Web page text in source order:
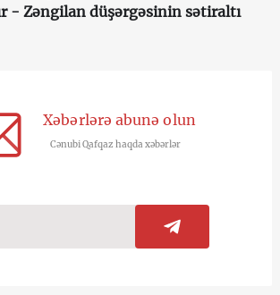
- Zəngilan düşərgəsinin sətiraltı
Xəbərlərə abunə olun
Cənubi Qafqaz haqda xəbərlər